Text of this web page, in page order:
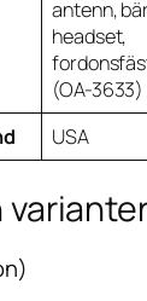
antenn,
headset,
(OA-3633)
USA